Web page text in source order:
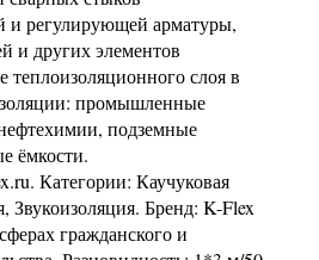
и регулирующей арматуры,
и других элементов
теплоизоляционного слоя в
промышленные
подземные
ёмкости.
Категории: Каучуковая
Звукоизоляция. Бренд: K-Flex
гражданского и